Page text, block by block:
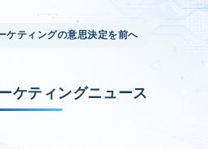
ケティングの意思決定を前へ
ケティングニュース